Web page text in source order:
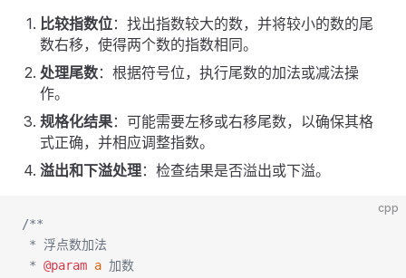
比较指数位：找出指数较大的数，并将较小的数的尾
数右移，使得两个数的指数相同。
处理尾数：根据符号位，执行尾数的加法或减法操
作。
规格化结果：可能需要左移或右移尾数，以确保其格
式正确，并相应调整指数。
溢出和下溢处理：检查结果是否溢出或下溢。
cpp
/**
* 浮点数加法
* @param a 加数